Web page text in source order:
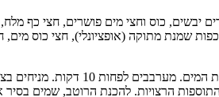
רוטב: 2 כפות שמן, 2-3 רסק מעגבניות בשלות וטריות,2 כפות רסק עגבניות